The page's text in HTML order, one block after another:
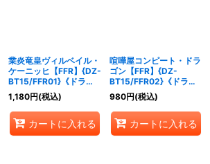
業炎竜皇ヴィルベイル・
ケーニッヒ【FFR】{DZ-
BT15/FFR01}《ドラゴ
ンエンパイア》
1,180円(税込)
カートに入れる
喧嘩屋コンピート・ドラ
ゴン【FFR】{DZ-
BT15/FFR02}《ドラゴ
ンエンパイア》
980円(税込)
カートに入れる